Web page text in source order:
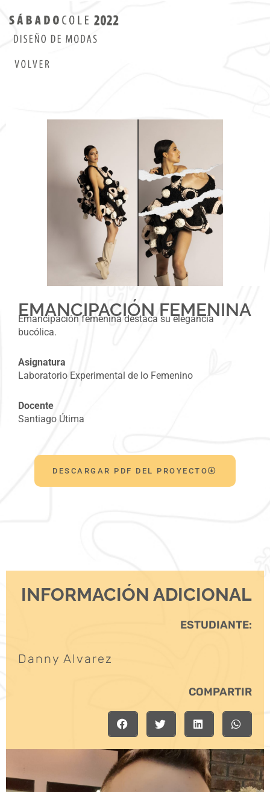
EMANCIPACIÓN FEMENINA
Emancipación femenina destaca su elegancia
bucólica.
Asignatura
Laboratorio Experimental de lo Femenino
Docente
Santiago Útima
DESCARGAR PDF DEL PROYECTO
INFORMACIÓN ADICIONAL
ESTUDIANTE:
Danny Alvarez
COMPARTIR